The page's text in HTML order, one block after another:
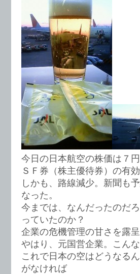
今日の日本航空の株価は７
ＳＦ券（株主優待券）の有
しかも、路線減少。新聞も
なった。
今までは、なんだったのだ
っていたのか？
企業の危機管理の甘さを露
やはり、元国営企業。こん
これで日本の空はどうなる
がなければ